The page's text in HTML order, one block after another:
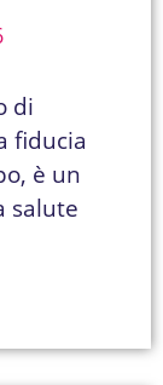
di
fiducia
è un
salute